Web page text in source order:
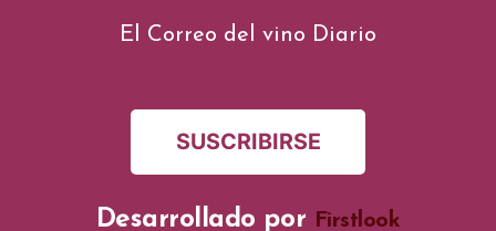
El Correo del vino Diario
SUSCRIBIRSE
Desarrollado por Firstlook